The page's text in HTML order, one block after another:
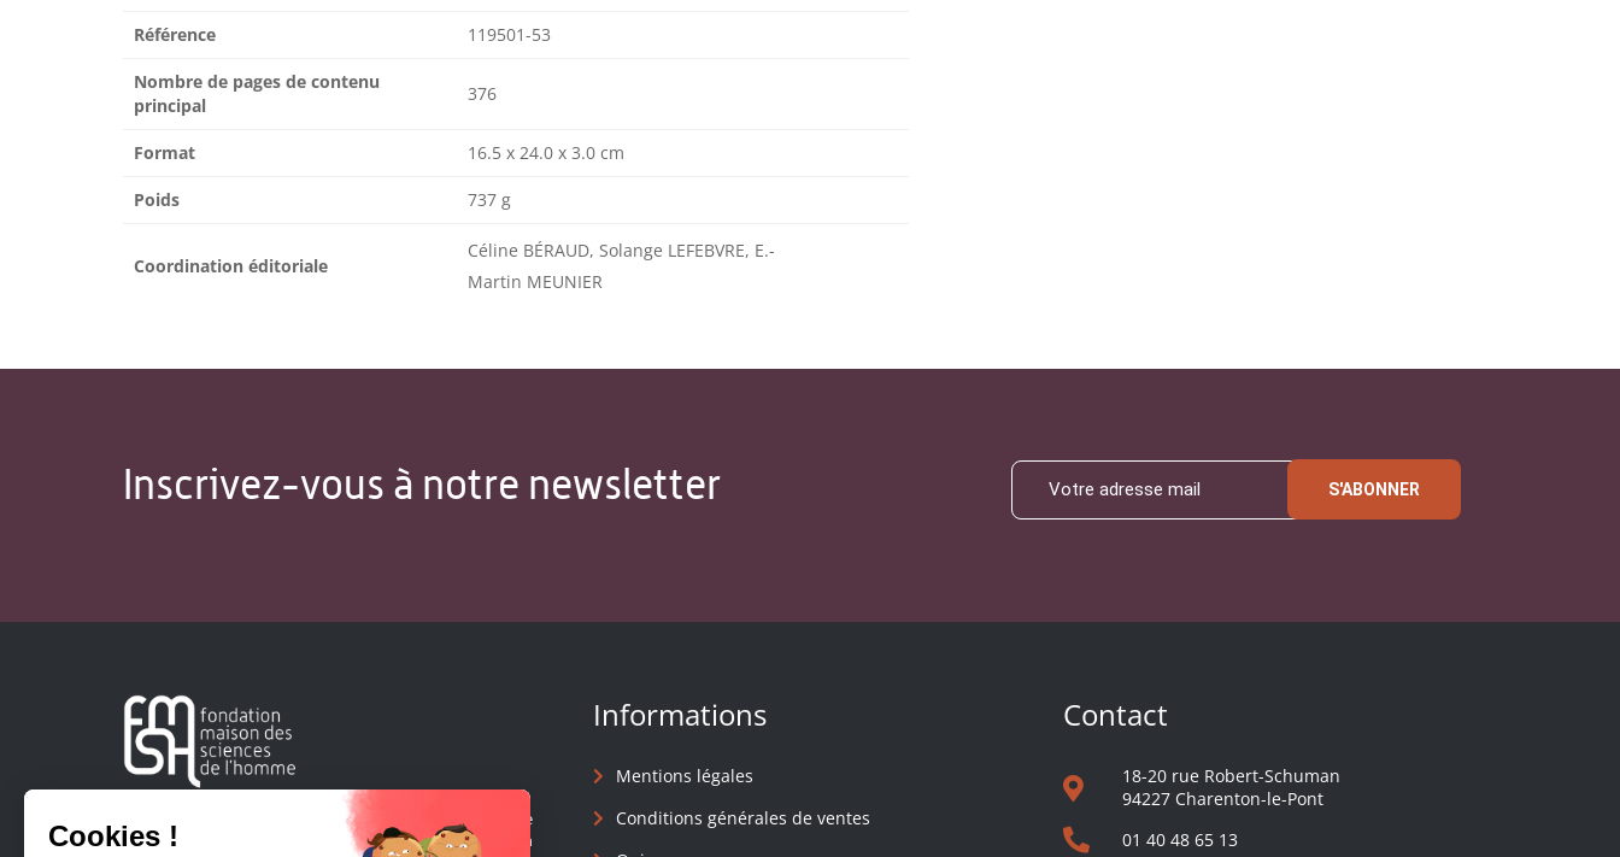
Référence 119501-53
Nombre de pages de contenu
principal
376
Format 16.5 x 24.0 x 3.0 cm
Poids 737 g
Coordination éditoriale
Céline BÉRAUD, Solange LEFEBVRE, E.-
Martin MEUNIER
Inscrivez-vous à notre newsletter S'ABONNER
Créée en 1963, la Fondation Maison Sciences de l'Homme
soutient la recherche et la diffusion des connaissances en
Informations
Mentions légales
Conditions générales de ventes
Contact
18-20 rue Robert-Schuman
94227 Charenton-le-Pont
01 40 48 65 13